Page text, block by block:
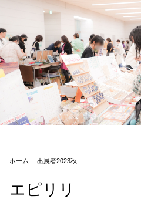
ホーム 出展者2023秋
エピリリ